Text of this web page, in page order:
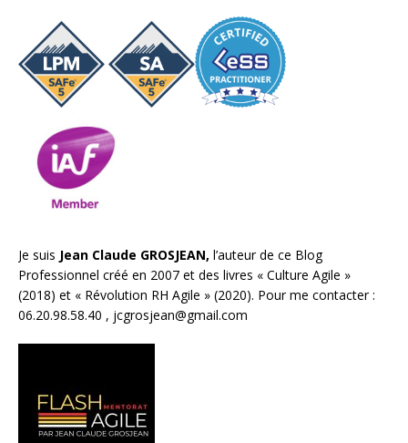
Je suis Jean Claude GROSJEAN, l’auteur de ce Blog
Professionnel créé en 2007 et des livres « Culture Agile »
(2018) et « Révolution RH Agile » (2020). Pour me contacter :
06.20.98.58.40 , jcgrosjean@gmail.com